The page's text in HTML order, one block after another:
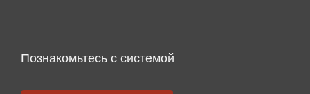
Познакомьтесь с системой